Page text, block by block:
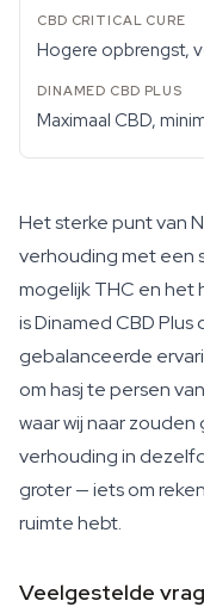
Hogere opbrengst,
Maximaal CBD,
Het sterke punt van
verhouding met een
mogelijk THC en het
is Dinamed CBD
gebalanceerde
om hasj te persen
waar wij naar zouden
verhouding in
groter — iets om
ruimte hebt.
Veelgestelde